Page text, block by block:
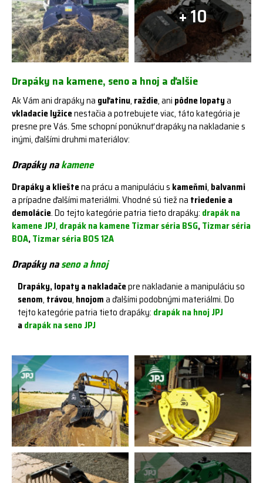
+ 10
Drapáky na kamene, seno a hnoj a ďalšie
Ak Vám ani drapáky na guľatinu, raždie, ani pôdne lopatya
vkladacie lyžicenestačia a potrebujete viac, táto kategória je
presne pre Vás. Sme schopní ponúknuť drapáky na nakladanie s
inými, ďalšími druhmi materiálov:
Drapáky nakamene
Drapákya klieštena prácu a manipuláciu s kameňmi, balvanmi
a prípadne ďalšími materiálmi. Vhodné sú tiež na triedenie a
demolácie. Do tejto kategórie patria tieto drapáky: drapák na
kamene JPJ, drapák na kamene Tizmar séria BSG,Tizmar séria
BOA,Tizmar séria BOS 12A
Drapáky naseno a hnoj
Drapáky, lopaty a nakladačepre nakladanie a manipuláciu so
senom, trávou, hnojoma ďalšími podobnými materiálmi. Do
tejto kategórie patria tieto drapáky: drapák na hnoj JPJ
adrapák na seno JPJ